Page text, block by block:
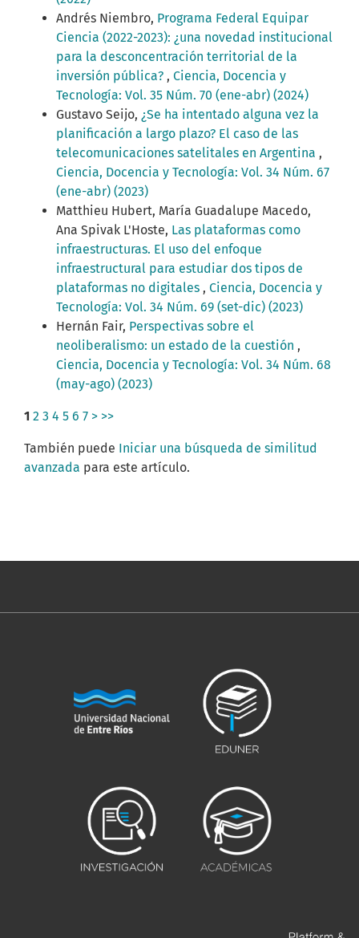
Andrés Niembro, Programa Federal Equipar
Ciencia (2022-2023): ¿una novedad institucional
para la desconcentración territorial de la
inversión pública? , Ciencia, Docencia y
Tecnología: Vol. 35 Núm. 70 (ene-abr) (2024)
Gustavo Seijo, ¿Se ha intentado alguna vez la
planificación a largo plazo? El caso de las
telecomunicaciones satelitales en Argentina ,
Ciencia, Docencia y Tecnología: Vol. 34 Núm. 67
(ene-abr) (2023)
Matthieu Hubert, María Guadalupe Macedo,
Ana Spivak L'Hoste, Las plataformas como
infraestructuras. El uso del enfoque
infraestructural para estudiar dos tipos de
plataformas no digitales , Ciencia, Docencia y
Tecnología: Vol. 34 Núm. 69 (set-dic) (2023)
Hernán Fair, Perspectivas sobre el
neoliberalismo: un estado de la cuestión ,
Ciencia, Docencia y Tecnología: Vol. 34 Núm. 68
(may-ago) (2023)
1 2 3 4 5 6 7 > >>
También puede Iniciar una búsqueda de similitud
avanzada para este artículo.